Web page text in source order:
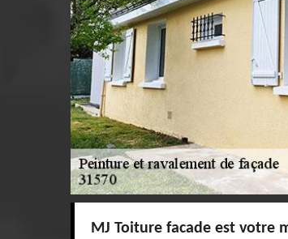
MJ Toiture facade est votre